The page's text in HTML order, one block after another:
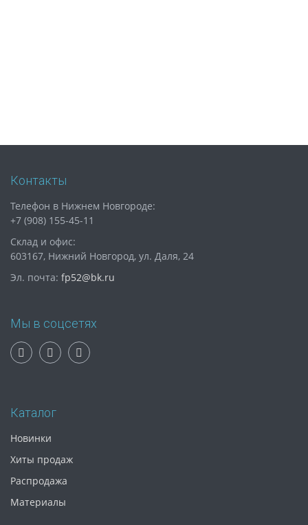
Контакты
Телефон в Нижнем Новгороде:
+7 (908) 155-45-11
Склад и офис:
603167, Нижний Новгород, ул. Даля, 24
Эл. почта: fp52@bk.ru
Мы в соцсетях
Каталог
Новинки
Хиты продаж
Распродажа
Материалы